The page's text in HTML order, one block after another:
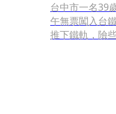
台中市一名39
午無票闖入台
推下鐵軌，險